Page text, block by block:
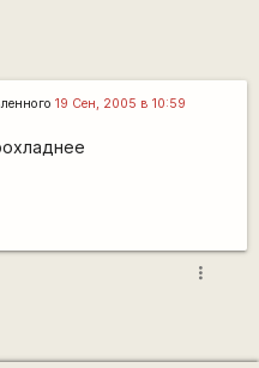
19 Сен, 2005 в 10:59
more_vert